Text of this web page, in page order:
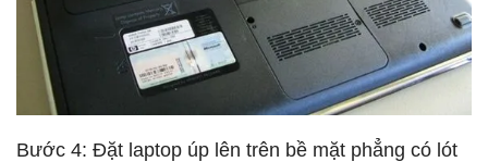
Bước 4: Đặt laptop úp lên trên bề mặt phẳng có lót